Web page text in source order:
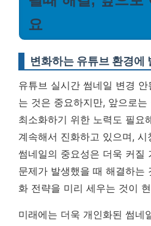
요
변화하는 유튜브 환경에
유튜브 실시간 썸네일 변경
는 것은 중요하지만, 앞으로
최소화하기 위한 노력도 필요
계속해서 진화하고 있으며,
썸네일의 중요성은 더욱 커질
문제가 발생했을 때 해결하는
화 전략을 미리 세우는 것이
미래에는 더욱 개인화된 썸네